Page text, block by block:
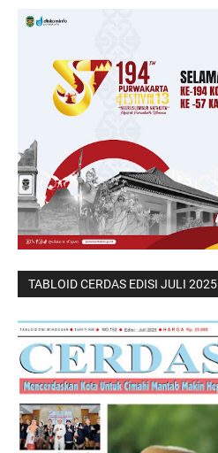
TABLOID CERDAS EDISI JULI 2025